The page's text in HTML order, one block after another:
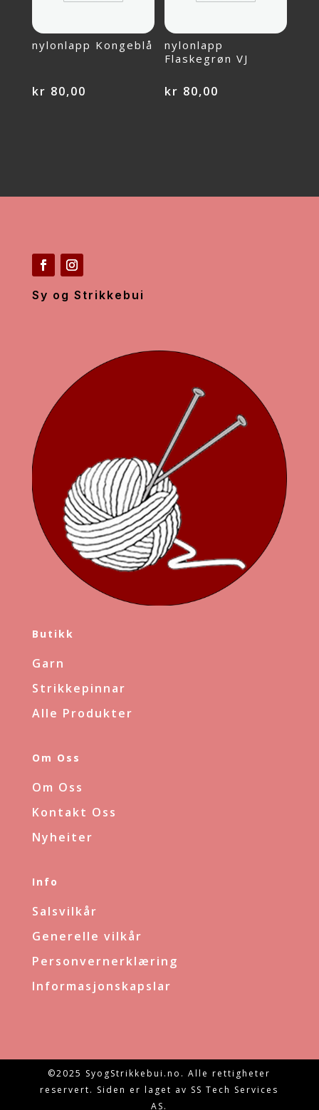
nylonlapp Kongeblå
kr 80,00
nylonlapp
Flaskegrøn VJ
kr 80,00
Sy og Strikkebui
Butikk
Garn
Strikkepinnar
Alle Produkter
Om Oss
Om Oss
Kontakt Oss
Nyheiter
Info
Salsvilkår
Generelle vilkår
Personvernerklæring
Informasjonskapslar
©2025 SyogStrikkebui.no. Alle rettigheter
reservert. Siden er laget av SS Tech Services
AS.